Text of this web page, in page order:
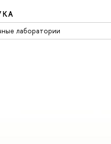
лаборатории